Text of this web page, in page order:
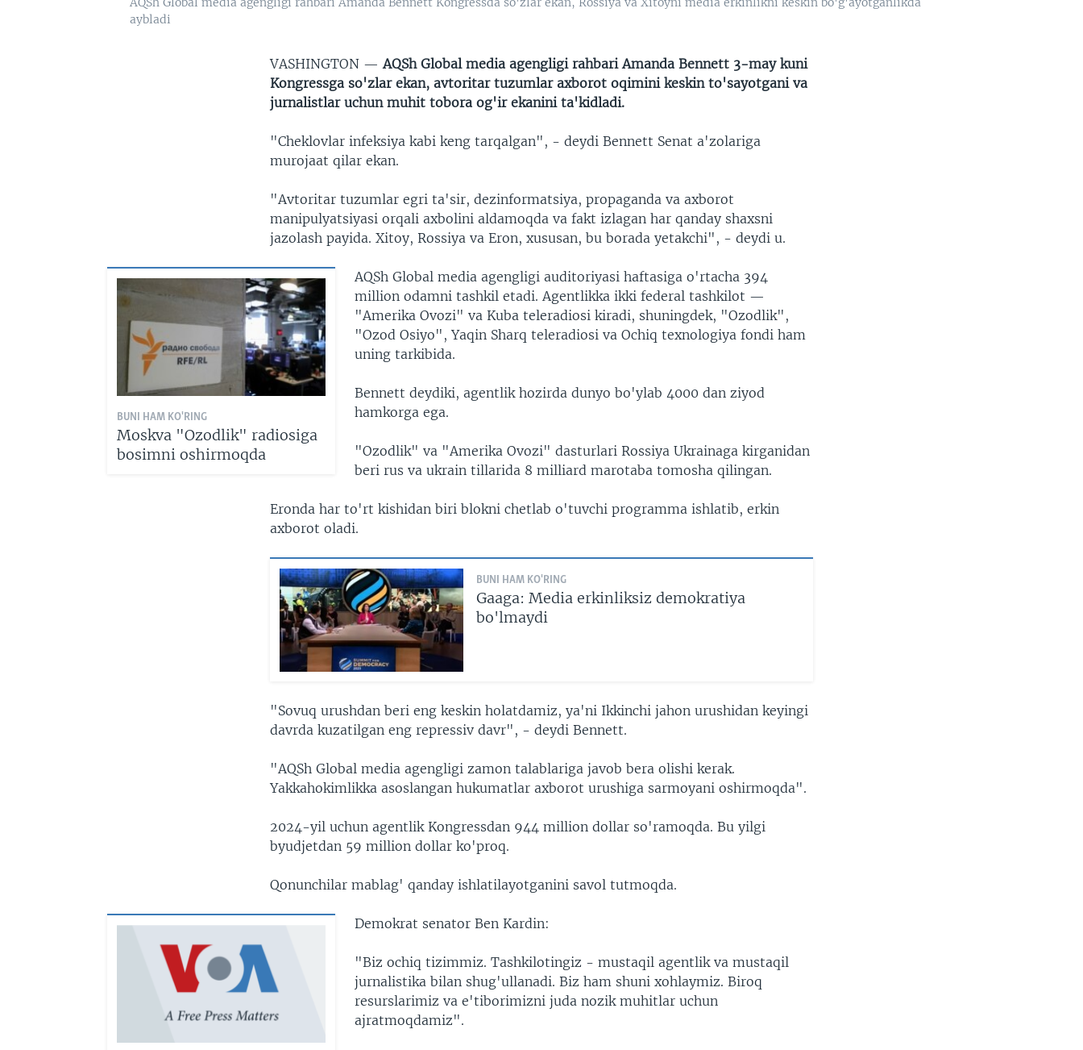
aybladi
VASHINGTON —AQSh Global media agengligi rahbari Amanda Bennett 3-may kuni
Kongressga so'zlar ekan, avtoritar tuzumlar axborot oqimini keskin to'sayotgani va
jurnalistlar uchun muhit tobora og'ir ekanini ta'kidladi.
"Cheklovlar infeksiya kabi keng tarqalgan", - deydi Bennett Senat a'zolariga
murojaat qilar ekan.
"Avtoritar tuzumlar egri ta'sir, dezinformatsiya, propaganda va axborot
manipulyatsiyasi orqali axbolini aldamoqda va fakt izlagan har qanday shaxsni
jazolash payida. Xitoy, Rossiya va Eron, xususan, bu borada yetakchi", - deydi u.
BUNI HAM KO'RING
Moskva "Ozodlik" radiosiga
bosimni oshirmoqda
AQSh Global media agengligi auditoriyasi haftasiga o'rtacha 394
million odamni tashkil etadi. Agentlikka ikki federal tashkilot —
"Amerika Ovozi" va Kuba teleradiosi kiradi, shuningdek, "Ozodlik",
"Ozod Osiyo", Yaqin Sharq teleradiosi va Ochiq texnologiya fondi ham
uning tarkibida.
Bennett deydiki, agentlik hozirda dunyo bo'ylab 4000 dan ziyod
hamkorga ega.
"Ozodlik" va "Amerika Ovozi" dasturlari Rossiya Ukrainaga kirganidan
beri rus va ukrain tillarida 8 milliard marotaba tomosha qilingan.
Eronda har to'rt kishidan biri blokni chetlab o'tuvchi programma ishlatib, erkin
axborot oladi.
BUNI HAM KO'RING
Gaaga: Media erkinliksiz demokratiya
bo'lmaydi
"Sovuq urushdan beri eng keskin holatdamiz, ya'ni Ikkinchi jahon urushidan keyingi
davrda kuzatilgan eng repressiv davr", - deydi Bennett.
"AQSh Global media agengligi zamon talablariga javob bera olishi kerak.
Yakkahokimlikka asoslangan hukumatlar axborot urushiga sarmoyani oshirmoqda".
2024-yil uchun agentlik Kongressdan 944 million dollar so'ramoqda. Bu yilgi
byudjetdan 59 million dollar ko'proq.
Qonunchilar mablag' qanday ishlatilayotganini savol tutmoqda.
Demokrat senator Ben Kardin:
"Biz ochiq tizimmiz. Tashkilotingiz - mustaqil agentlik va mustaqil
jurnalistika bilan shug'ullanadi. Biz ham shuni xohlaymiz. Biroq
resurslarimiz va e'tiborimizni juda nozik muhitlar uchun
ajratmoqdamiz".